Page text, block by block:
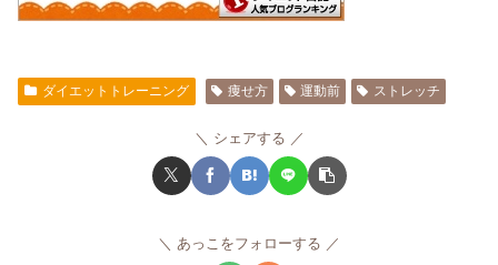
ダイエットトレーニング 痩せ方 運動前 ストレッチ
シェアする
あっこをフォローする